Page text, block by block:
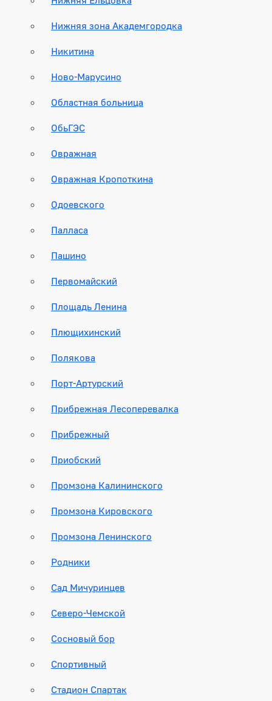
Нижняя зона Академгородка
Никитина
Ново-Марусино
Областная больница
ОбьГЭС
Овражная
Овражная Кропоткина
Одоевского
Палласа
Пашино
Первомайский
Площадь Ленина
Плющихинский
Полякова
Порт-Артурский
Прибрежная Лесоперевалка
Прибрежный
Приобский
Промзона Калининского
Промзона Кировского
Промзона Ленинского
Родники
Сад Мичуринцев
Северо-Чемской
Сосновый бор
Спортивный
Стадион Спартак